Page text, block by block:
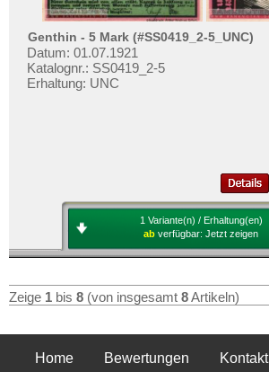
Genthin - 5 Mark (#SS0419_2-5_UNC)
Datum: 01.07.1921
Katalognr.: SS0419_2-5
Erhaltung: UNC
1 Variante(n) / Erhaltung(en)
ab verfügbar: Jetzt zeigen
Zeige 1 bis 8 (von insgesamt 8Artikeln)
Home Bewertungen Kontakt